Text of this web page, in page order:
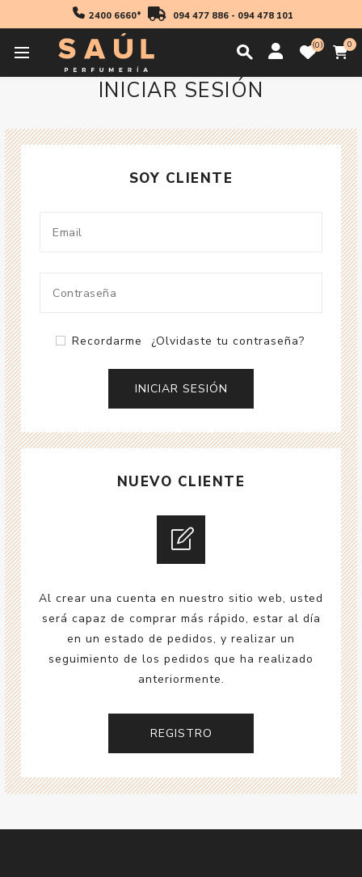
2400 6660* 094 477 886- 094 478 101
0 0
INICIAR SESIÓN
SOY CLIENTE
Recordarme ¿Olvidaste tu contraseña?
NUEVO CLIENTE
Al crear una cuenta en nuestro sitio web, usted
será capaz de comprar más rápido, estar al día
en un estado de pedidos, y realizar un
seguimiento de los pedidos que ha realizado
anteriormente.